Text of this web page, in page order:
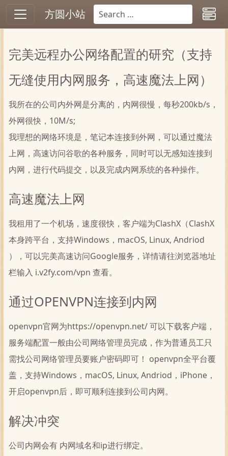
方圆小站
完美远程办公网络配置的研究（支持
无缝使用内网服务，高速魔法上网）
我所在的公司内外网是分离的，内网很慢，每秒200kb/s，
外网很快，10M/s;
我理想的网络环境是，笔记本连接到外网，可以通过魔法
上网，高速访问谷歌的各种服务，同时可以无感知连接到
内网，进行代码提交，以及完成内网系统的各种操作。
高速魔法上网
我租用了一个机场，速度很快，客户端为ClashX（ClashX
本身跨平台，支持Windows，macOS, Linux, Andriod
），可以完美高速访问Google服务，详情请往浏览器地址
栏输入 i.v2fy.com/vpn 查看。
通过OPENVPN连接到内网
openvpn官网为https://openvpn.net/ 可以下载客户端，
服务端配置一般由公司网络管理员完成，作为普通员工只
需找公司网络管理员要账户密码即可！ openvpn全平台覆
盖，支持Windows，macOS, Linux, Andriod，iPhone，
开启openvpn后，即可顺利连接到公司内网。
解决冲突
公司内网会有 内网域名和ip进行绑定。